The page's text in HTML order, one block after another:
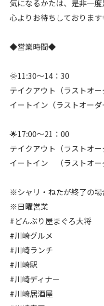
気になるかたは、是非一
心よりお待ちしております
◆営業時間◆
🌞11:30～14：30
テイクアウト（ラストオ
イートイン（ラストオーダ
🌟17:00～21：00
テイクアウト（ラストオー
イートイン （ラストオー
※シャリ・ねたが終了の
※日曜営業
#どんぶり屋まぐろ大将
#川崎グルメ
#川崎ランチ
#川崎駅
#川崎ディナー
#川崎居酒屋